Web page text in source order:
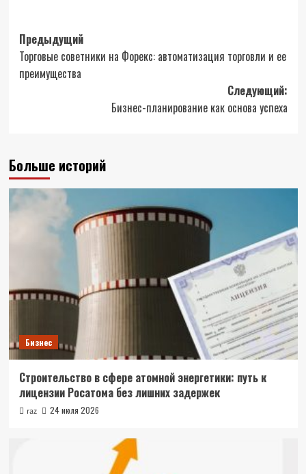
Навигация
записи
Предыдущий
Торговые советники на Форекс: автоматизация торговли и ее
преимущества
Следующий:
Бизнес-планирование как основа успеха
Больше историй
Бизнес
Строительство в сфере атомной энергетики: путь к
лицензии Росатома без лишних задержек
raz 24 июля 2026